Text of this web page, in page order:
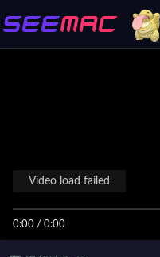
0:00 / 0:00
Video load failed